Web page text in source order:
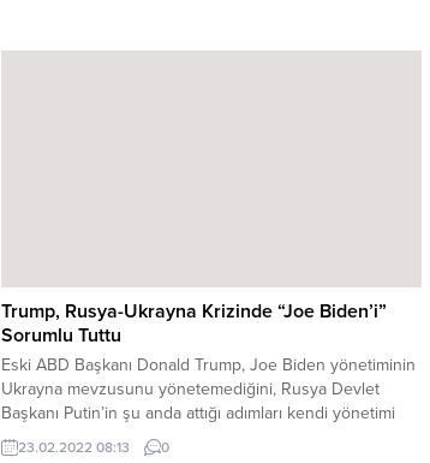
Trump, Rusya-Ukrayna Krizinde “Joe Biden’i”
Sorumlu Tuttu
Eski ABD Başkanı Donald Trump, Joe Biden yönetiminin
Ukrayna mevzusunu yönetemediğini, Rusya Devlet
Başkanı Putin’in şu anda attığı adımları kendi yönetimi
döneminde atamayacağını savundu. Trump, yaptığı yazılı
23.02.2022 08:13 0